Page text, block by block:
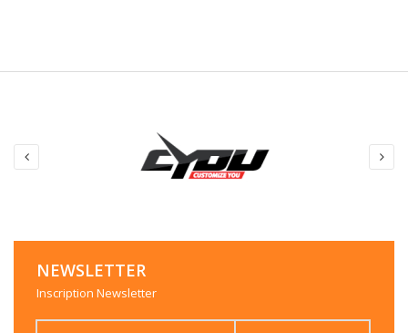
NEWSLETTER
Inscription Newsletter